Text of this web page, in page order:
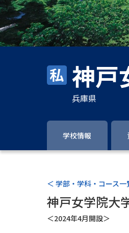
神戸
兵庫県
学校情報
＜ 学部・学科・コース一
神戸女学院大
＜2024年4月開設＞